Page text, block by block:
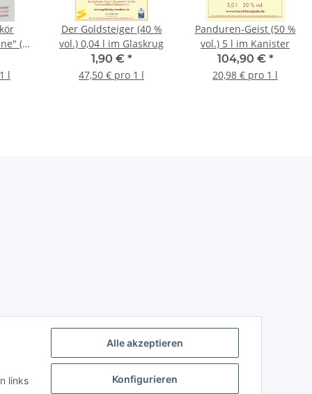
Alle akzeptieren
Konfigurieren
links
(20
l
Der Goldsteiger (40 %
vol.) 0,04 l im Glaskrug
1,90 € *
47,50 € pro 1 l
Panduren-Geist (50 %
vol.) 5 l im Kanister
104,90 € *
20,98 € pro 1 l